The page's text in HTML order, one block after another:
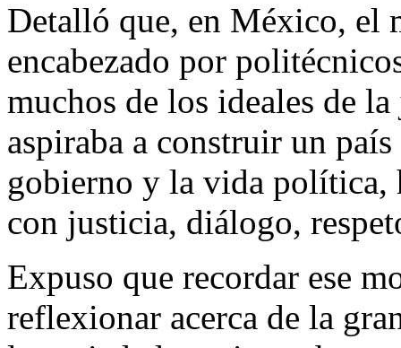
Detalló que, en México, el
encabezado por
muchos de los ideales de
aspiraba a construir un
gobierno y la vida política,
con justicia, diálogo,
Expuso que recordar ese
reflexionar acerca de la